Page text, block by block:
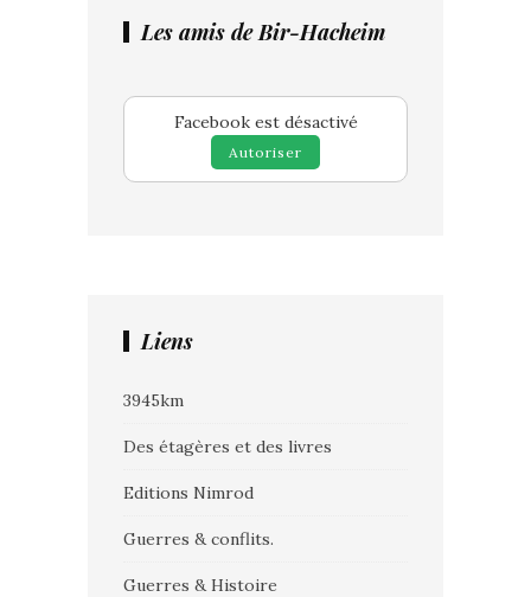
Les amis de Bir-Hacheim
Facebook est désactivé
Autoriser
Liens
3945km
Des étagères et des livres
Editions Nimrod
Guerres & conflits.
Guerres & Histoire